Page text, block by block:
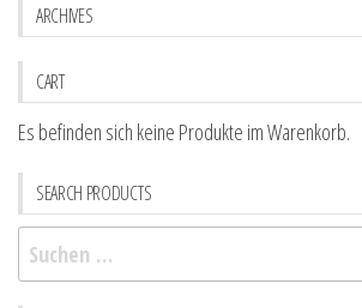
Produktseite
werden
ARCHIVES
CART
Es befinden sich keine Produkte im Warenkorb.
SEARCH PRODUCTS
Suchen
nach: